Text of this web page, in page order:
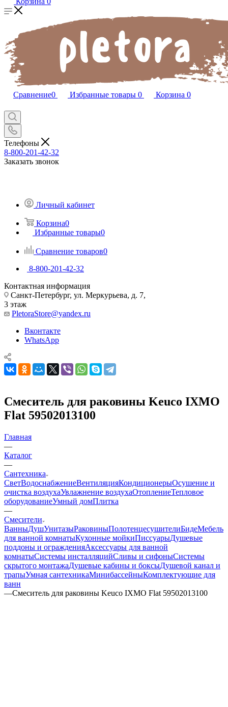
Сравнение0 Избранные товары 0 Корзина 0
Телефоны
8-800-201-42-32
Заказать звонок
Личный кабинет
Корзина0
Избранные товары0
Сравнение товаров0
8-800-201-42-32
Контактная информация
Санкт-Петербург, ул. Меркурьева, д. 7,
3 этаж
PletoraStore@yandex.ru
Вконтакте
WhatsApp
Смеситель для раковины Keuco IXMO
Flat 59502013100
Главная
—
Каталог
—
Сантехника
СветВодоснабжениеВентиляцияКондиционерыОсушение и
очистка воздухаУвлажнение воздухаОтоплениеТепловое
оборудованиеУмный домПлитка
—
Смесители
ВанныДушУнитазыРаковиныПолотенцесушителиБидеМебель
для ванной комнатыКухонные мойкиПиссуарыДушевые
поддоны и огражденияАксессуары для ванной
комнатыСистемы инсталляцийСливы и сифоныСистемы
скрытого монтажаДушевые кабины и боксыДушевой канал и
трапыУмная сантехникаМинибассейныКомплектующие для
ванн
—Смеситель для раковины Keuco IXMO Flat 59502013100